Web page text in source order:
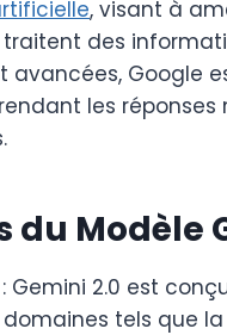
, visant à
des
Google
les
Modèle
: Gemini 2.0 est
tels que